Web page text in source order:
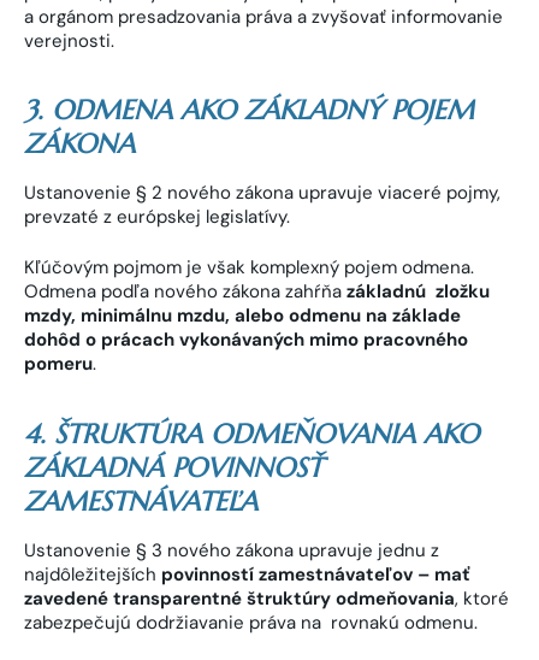
a orgánom presadzovania práva a zvyšovať informovanie
verejnosti.
3. ODMENA AKO ZÁKLADNÝ POJEM
ZÁKONA
Ustanovenie § 2 nového zákona upravuje viaceré pojmy,
prevzaté z európskej legislatívy.
Kľúčovým pojmom je však komplexný pojem odmena.
Odmena podľa nového zákona zahŕňa základnú zložku
mzdy, minimálnu mzdu, alebo odmenu na základe
dohôd o prácach vykonávaných mimo pracovného
pomeru.
4. ŠTRUKTÚRA ODMEŇOVANIA AKO
ZÁKLADNÁ POVINNOSŤ
ZAMESTNÁVATEĽA
Ustanovenie § 3 nového zákona upravuje jednu z
najdôležitejších povinností zamestnávateľov – mať
zavedené transparentné štruktúry odmeňovania, ktoré
zabezpečujú dodržiavanie práva na rovnakú odmenu.